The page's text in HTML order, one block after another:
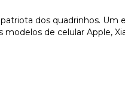
dos quadrinhos. Um
de celular Apple,